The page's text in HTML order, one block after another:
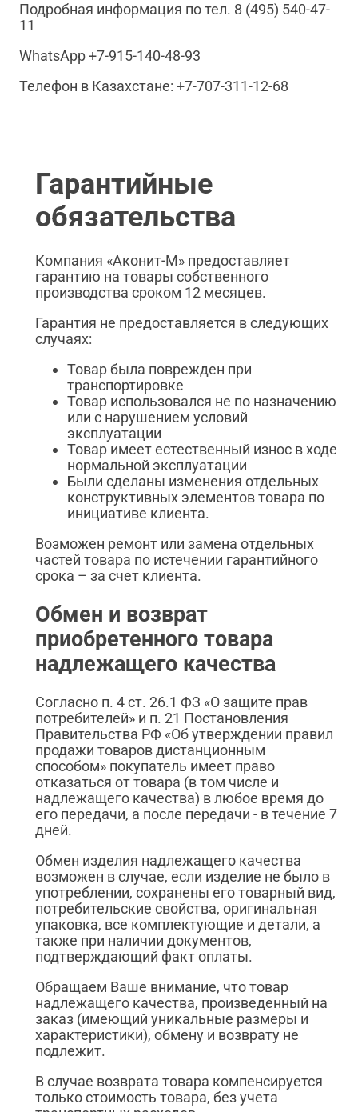
Подробная информация по тел. 8 (495) 540-47-
11
WhatsApp +7-915-140-48-93
Телефон в Казахстане: +7-707-311-12-68
Гарантийные
обязательства
Компания «Аконит-М» предоставляет
гарантию на товары собственного
производства сроком 12 месяцев.
Гарантия не предоставляется в следующих
случаях:
Товар была поврежден при
транспортировке
Товар использовался не по назначению
или с нарушением условий
эксплуатации
Товар имеет естественный износ в ходе
нормальной эксплуатации
Были сделаны изменения отдельных
конструктивных элементов товара по
инициативе клиента.
Возможен ремонт или замена отдельных
частей товара по истечении гарантийного
срока – за счет клиента.
Обмен и возврат
приобретенного товара
надлежащего качества
Согласно п. 4 ст. 26.1 ФЗ «О защите прав
потребителей» и п. 21 Постановления
Правительства РФ «Об утверждении правил
продажи товаров дистанционным
способом» покупатель имеет право
отказаться от товара (в том числе и
надлежащего качества) в любое время до
его передачи, а после передачи - в течение 7
дней.
Обмен изделия надлежащего качества
возможен в случае, если изделие не было в
употреблении, сохранены его товарный вид,
потребительские свойства, оригинальная
упаковка, все комплектующие и детали, а
также при наличии документов,
подтверждающий факт оплаты.
Обращаем Ваше внимание, что товар
надлежащего качества, произведенный на
заказ (имеющий уникальные размеры и
характеристики), обмену и возврату не
подлежит.
В случае возврата товара компенсируется
только стоимость товара, без учета